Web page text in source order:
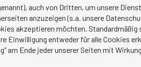
auch von Dritten, um unsere
anzuzeigen (s.a. unsere
akzeptieren möchten. Standardmäßig
Einwilligung entweder für alle Cookies
am Ende jeder unserer Seiten mit